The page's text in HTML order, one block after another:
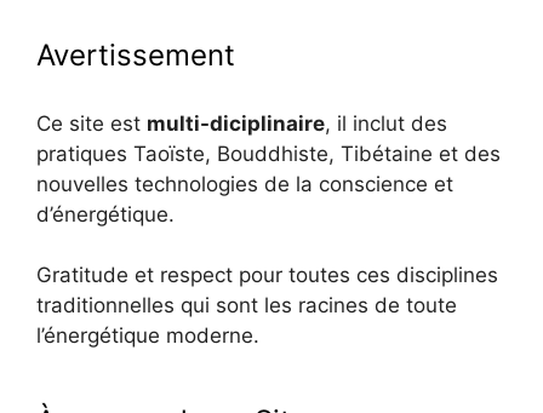
Avertissement
Ce site est multi-diciplinaire, il inclut des
pratiques Taoïste, Bouddhiste, Tibétaine et des
nouvelles technologies de la conscience et
d’énergétique.
Gratitude et respect pour toutes ces disciplines
traditionnelles qui sont les racines de toute
l’énergétique moderne.